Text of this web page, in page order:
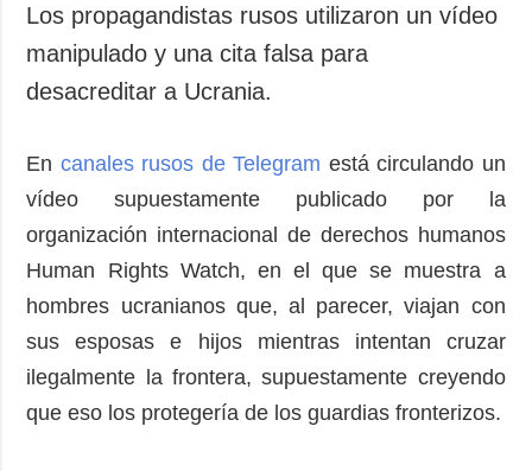
Los propagandistas rusos utilizaron un vídeo
manipulado y una cita falsa para
desacreditar a Ucrania.
En canales rusos de Telegram está circulando un
vídeo supuestamente publicado por la
organización internacional de derechos humanos
Human Rights Watch, en el que se muestra a
hombres ucranianos que, al parecer, viajan con
sus esposas e hijos mientras intentan cruzar
ilegalmente la frontera, supuestamente creyendo
que eso los protegería de los guardias fronterizos.